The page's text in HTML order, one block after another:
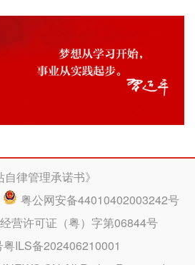
自律管理承诺书》
粤公网安备44010402003242号
营许可证（粤）字第06844号
ILS备202406210001